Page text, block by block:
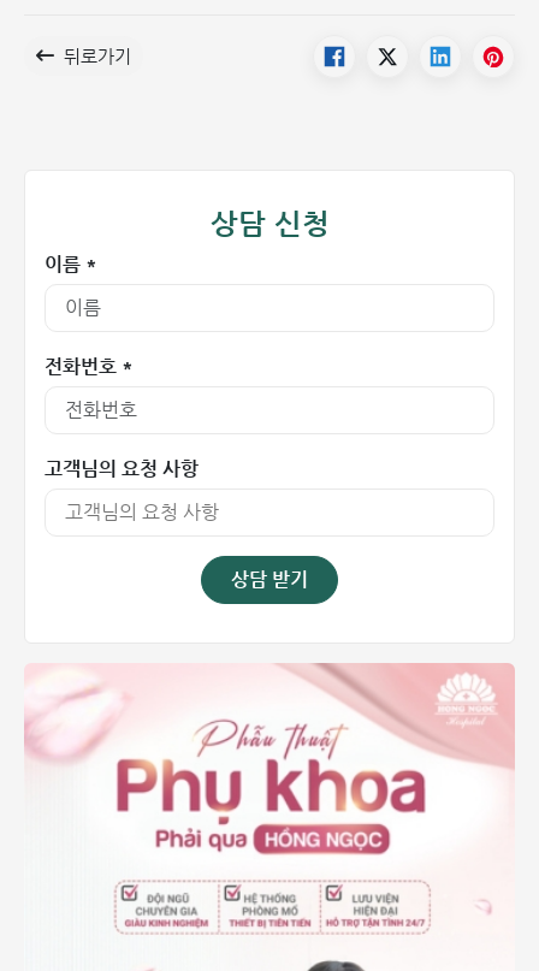
뒤로가기
상담 신청
이름 *
전화번호 *
고객님의 요청 사항
상담 받기